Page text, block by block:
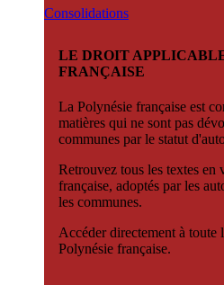
Consolidations
LE DROIT
FRANÇAISE
La Polynésie française est
matières qui ne sont pas
communes par le statut
Retrouvez tous les textes en
française, adoptés par les
les communes.
Accéder directement à toute
Polynésie française.